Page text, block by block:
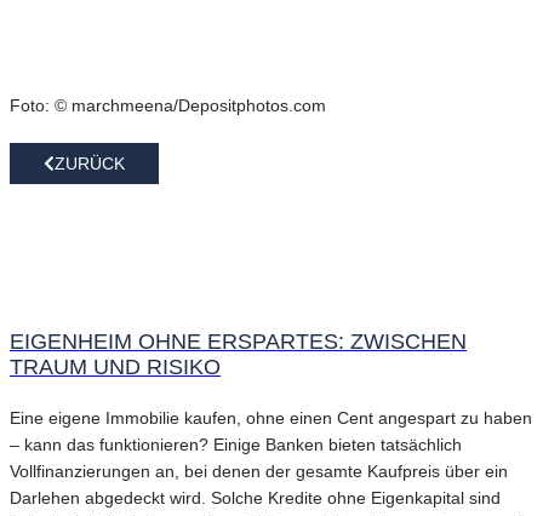
Foto: © marchmeena/Depositphotos.com
ZURÜCK
EIGENHEIM OHNE ERSPARTES: ZWISCHEN
TRAUM UND RISIKO
Eine eigene Immobilie kaufen, ohne einen Cent angespart zu haben
– kann das funktionieren? Einige Banken bieten tatsächlich
Vollfinanzierungen an, bei denen der gesamte Kaufpreis über ein
Darlehen abgedeckt wird. Solche Kredite ohne Eigenkapital sind